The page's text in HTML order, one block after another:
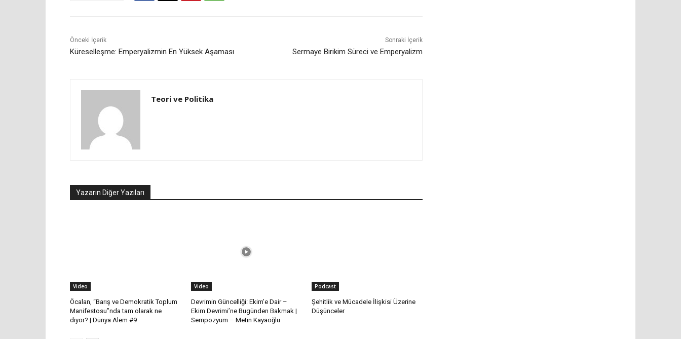
Önceki İçerik
Küreselleşme: Emperyalizmin En Yüksek Aşaması
Sonraki İçerik
Sermaye Birikim Süreci ve Emperyalizm
Teori ve Politika
Yazarın Diğer Yazıları
Video
Öcalan, “Barış ve Demokratik Toplum
Manifestosu”nda tam olarak ne
diyor? | Dünya Alem #9
Video
Devrimin Güncelliği: Ekim’e Dair –
Ekim Devrimi’ne Bugünden Bakmak |
Sempozyum – Metin Kayaoğlu
Podcast
Şehitlik ve Mücadele İlişkisi Üzerine
Düşünceler